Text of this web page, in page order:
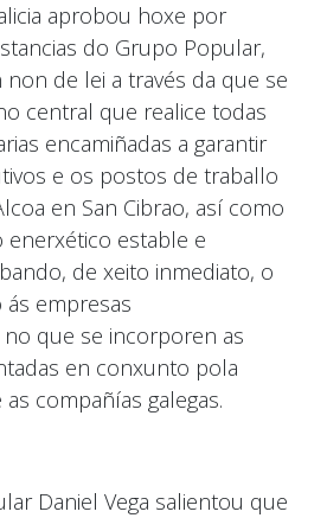
aprobou hoxe por
do Grupo Popular,
de lei a través da que se
central que realice todas
encamiñadas a garantir
e os postos de traballo
en San Cibrao, así como
enerxético estable e
de xeito inmediato, o
empresas
que se incorporen as
en conxunto pola
compañías galegas.
Daniel Vega salientou que